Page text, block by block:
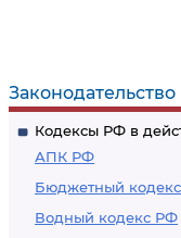
Кодексы РФ в
АПК РФ
Бюджетный кодекс
Водный кодекс РФ